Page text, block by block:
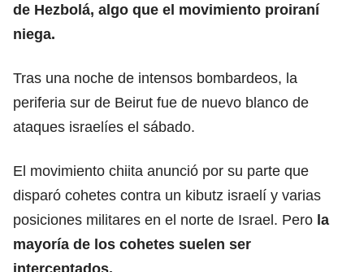
de Hezbolá, algo que el movimiento proiraní
niega.
Tras una noche de intensos bombardeos, la
periferia sur de Beirut fue de nuevo blanco de
ataques israelíes el sábado.
El movimiento chiita anunció por su parte que
disparó cohetes contra un kibutz israelí y varias
posiciones militares en el norte de Israel. Pero la
mayoría de los cohetes suelen ser
interceptados.